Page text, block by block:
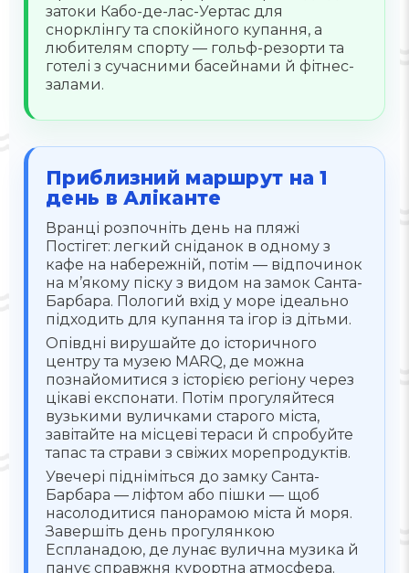
затоки Кабо-де-лас-Уертас для
снорклінгу та спокійного купання, а
любителям спорту — гольф-резорти та
готелі з сучасними басейнами й фітнес-
залами.
Приблизний маршрут на 1
день в Аліканте
Вранці розпочніть день на пляжі
Постігет: легкий сніданок в одному з
кафе на набережній, потім — відпочинок
на м’якому піску з видом на замок Санта-
Барбара. Пологий вхід у море ідеально
підходить для купання та ігор із дітьми.
Опівдні вирушайте до історичного
центру та музею MARQ, де можна
познайомитися з історією регіону через
цікаві експонати. Потім прогуляйтеся
вузькими вуличками старого міста,
завітайте на місцеві тераси й спробуйте
тапас та страви з свіжих морепродуктів.
Увечері підніміться до замку Санта-
Барбара — ліфтом або пішки — щоб
насолодитися панорамою міста й моря.
Завершіть день прогулянкою
Еспланадою, де лунає вулична музика й
панує справжня курортна атмосфера.